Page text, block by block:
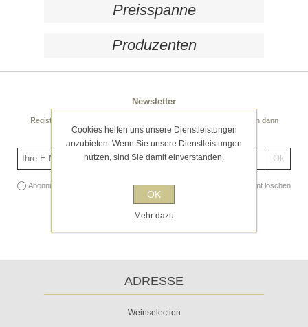
Preisspanne
Produzenten
Newsletter
Registrieren Sie sich noch heute für unseren Newsletter! Sie erhalten dann
regelmäßige spannende Tipps und Angebote!
Abonnieren Abonnement löschen
ADRESSE
Weinselection
Cookies helfen uns unsere Dienstleistungen
anzubieten. Wenn Sie unsere Dienstleistungen
nutzen, sind Sie damit einverstanden.
OK
Mehr dazu